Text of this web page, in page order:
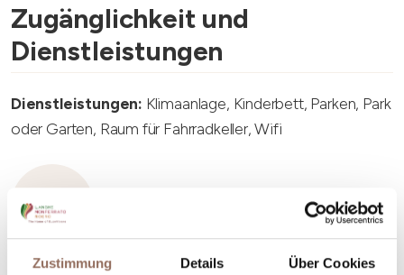
Zustimmung Details Über Cookies
Zugänglichkeit und
Dienstleistungen
Dienstleistungen: Klimaanlage, Kinderbett, Parken, Park
oder Garten, Raum für Fahrradkeller, Wifi